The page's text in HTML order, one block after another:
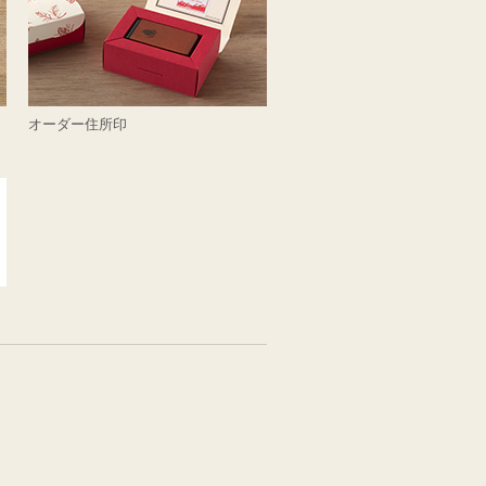
オーダー住所印